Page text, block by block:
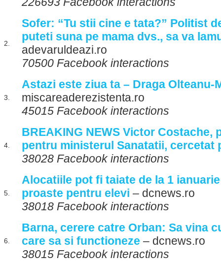
2.
Sofer: “Tu stii cine e tata?” Politist
puteti suna pe mama dvs., sa va
adevaruldeazi.ro
70500 Facebook interactions
3.
Astazi este ziua ta – Draga Olteanu-
miscareaderezistenta.ro
45015 Facebook interactions
4.
BREAKING NEWS Victor Costache,
pentru ministerul Sanatatii, cercetat
38028 Facebook interactions
5.
Alocatiile pot fi taiate de la 1
proaste pentru elevi – dcnews.ro
38018 Facebook interactions
6.
Barna, cerere catre Orban: Sa vina
care sa si functioneze – dcnews.ro
38015 Facebook interactions